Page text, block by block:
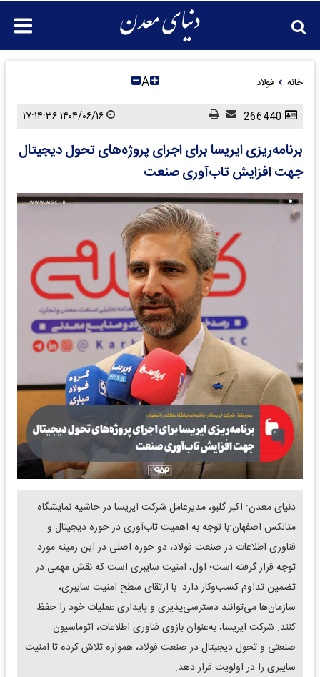
خانه فولاد A
برنامه‌ریزی ایریسا برای اجرای پروژه‌های تحول دیجیتال
جهت افزایش تاب‌آوری صنعت
دنیای معدن: اکبر گلبو، مدیرعامل شرکت ایریسا در حاشیه نمایشگاه
متالکس اصفهان:با توجه به اهمیت تاب‌آوری در حوزه دیجیتال و
فناوری اطلاعات در صنعت فولاد، دو حوزه اصلی در این زمینه مورد
توجه قرار گرفته است؛ اول، امنیت سایبری است که نقش مهمی در
تضمین تداوم کسب‌وکار دارد. با ارتقای سطح امنیت سایبری،
سازمان‌ها می‌توانند دسترسی‌پذیری و پایداری عملیات خود را حفظ
کنند. شرکت ایریسا، به‌عنوان بازوی فناوری اطلاعات، اتوماسیون
صنعتی و تحول دیجیتال در صنعت فولاد، همواره تلاش کرده تا امنیت
سایبری را در اولویت قرار دهد.